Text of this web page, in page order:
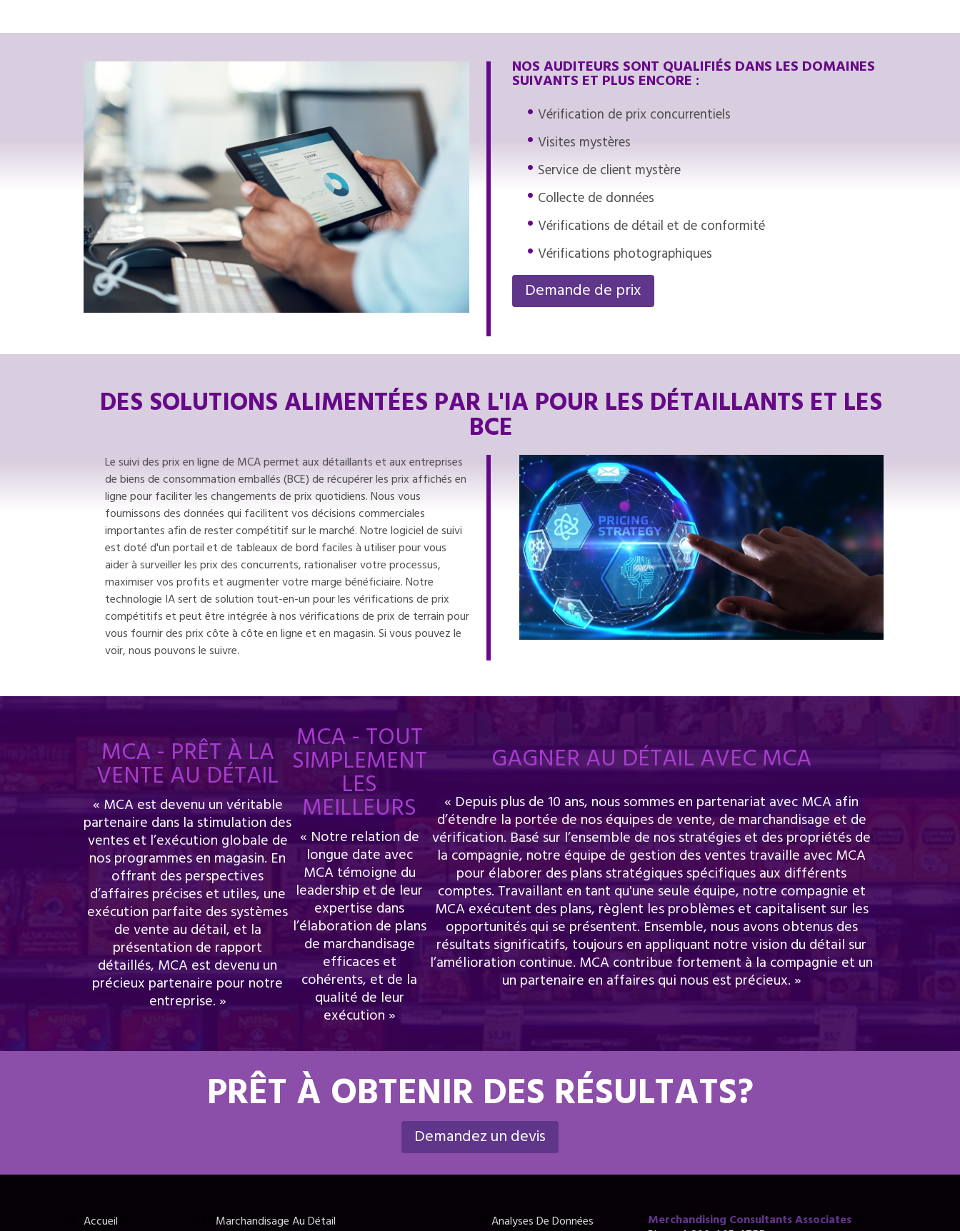
NOS AUDITEURS SONT QUALIFIÉS DANS LES DOMAINES
SUIVANTS ET PLUS ENCORE :
Vérification de prix concurrentiels
Visites mystères
Service de client mystère
Collecte de données
Vérifications de détail et de conformité
Vérifications photographiques
Demande de prix
DES SOLUTIONS ALIMENTÉES PAR L'IA POUR LES DÉTAILLANTS ET LES
BCE
Le suivi des prix en ligne de MCA permet aux détaillants et aux entreprises
de biens de consommation emballés (BCE) de récupérer les prix affichés en
ligne pour faciliter les changements de prix quotidiens. Nous vous
fournissons des données qui facilitent vos décisions commerciales
importantes afin de rester compétitif sur le marché. Notre logiciel de suivi
est doté d'un portail et de tableaux de bord faciles à utiliser pour vous
aider à surveiller les prix des concurrents, rationaliser votre processus,
maximiser vos profits et augmenter votre marge bénéficiaire. Notre
technologie IA sert de solution tout-en-un pour les vérifications de prix
compétitifs et peut être intégrée à nos vérifications de prix de terrain pour
vous fournir des prix côte à côte en ligne et en magasin. Si vous pouvez le
voir, nous pouvons le suivre.
MCA - PRÊT À LA
VENTE AU DÉTAIL
« MCA est devenu un véritable
partenaire dans la stimulation des
ventes et l’exécution globale de
nos programmes en magasin. En
offrant des perspectives
d’affaires précises et utiles, une
exécution parfaite des systèmes
de vente au détail, et la
présentation de rapport
détaillés, MCA est devenu un
précieux partenaire pour notre
entreprise. »
MCA - TOUT
SIMPLEMENT
LES
MEILLEURS
« Notre relation de
longue date avec
MCA témoigne du
leadership et de leur
expertise dans
l’élaboration de plans
de marchandisage
efficaces et
cohérents, et de la
qualité de leur
exécution »
GAGNER AU DÉTAIL AVEC MCA
« Depuis plus de 10 ans, nous sommes en partenariat avec MCA afin
d’étendre la portée de nos équipes de vente, de marchandisage et de
vérification. Basé sur l’ensemble de nos stratégies et des propriétés de
la compagnie, notre équipe de gestion des ventes travaille avec MCA
pour élaborer des plans stratégiques spécifiques aux différents
comptes. Travaillant en tant qu'une seule équipe, notre compagnie et
MCA exécutent des plans, règlent les problèmes et capitalisent sur les
opportunités qui se présentent. Ensemble, nous avons obtenus des
résultats significatifs, toujours en appliquant notre vision du détail sur
l’amélioration continue. MCA contribue fortement à la compagnie et un
un partenaire en affaires qui nous est précieux. »
PRÊT À OBTENIR DES RÉSULTATS?
Demandez un devis
Accueil Marchandisage Au Détail Analyses De Données Merchandising Consultants Associates